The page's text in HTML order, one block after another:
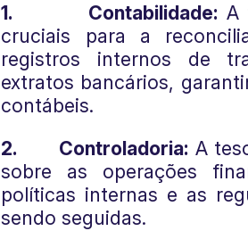
1.
Contabilidade: A
cruciais para a
registros internos de
extratos bancários,
contábeis.
2.
Controladoria: A
sobre as operações
políticas internas e as
sendo seguidas.